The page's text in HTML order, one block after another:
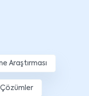
Araştırması
Çözümler